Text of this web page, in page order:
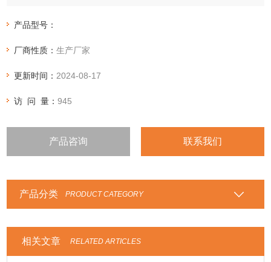
机、泵、阀的密封。
产品型号：
厂商性质：生产厂家
更新时间： 2024-08-17
访 问 量：945
产品咨询 联系我们
产品分类 PRODUCT CATEGORY
相关文章 RELATED ARTICLES